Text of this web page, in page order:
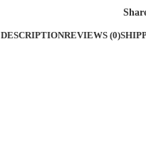
DESCRIPTIONREVIEWS (0)